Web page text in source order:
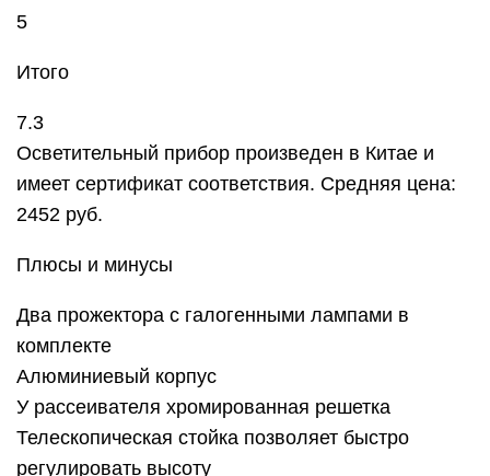
5
Итого
7.3
Осветительный прибор произведен в Китае и
имеет сертификат соответствия. Средняя цена:
2452 руб.
Плюсы и минусы
Два прожектора с галогенными лампами в
комплекте
Алюминиевый корпус
У рассеивателя хромированная решетка
Телескопическая стойка позволяет быстро
регулировать высоту